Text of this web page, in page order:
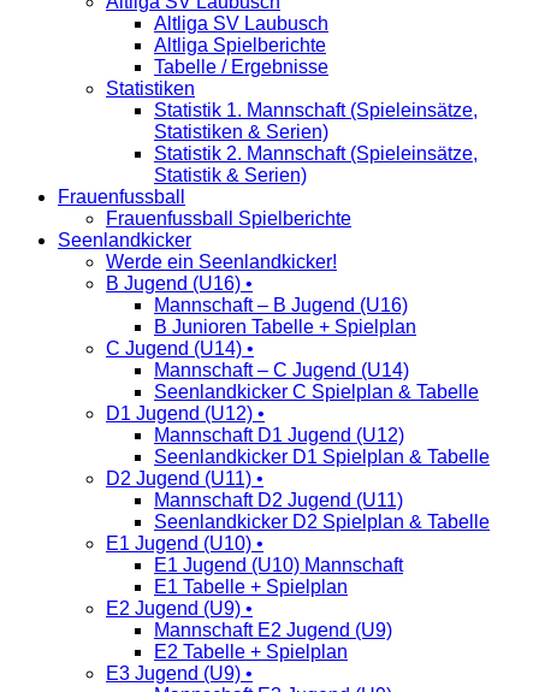
Altliga SV Laubusch
Altliga Spielberichte
Tabelle / Ergebnisse
Statistiken
Statistik 1. Mannschaft (Spieleinsätze,
Statistiken & Serien)
Statistik 2. Mannschaft (Spieleinsätze,
Statistik & Serien)
Frauenfussball
Frauenfussball Spielberichte
Seenlandkicker
Werde ein Seenlandkicker!
B Jugend (U16) •
Mannschaft – B Jugend (U16)
B Junioren Tabelle + Spielplan
C Jugend (U14) •
Mannschaft – C Jugend (U14)
Seenlandkicker C Spielplan & Tabelle
D1 Jugend (U12) •
Mannschaft D1 Jugend (U12)
Seenlandkicker D1 Spielplan & Tabelle
D2 Jugend (U11) •
Mannschaft D2 Jugend (U11)
Seenlandkicker D2 Spielplan & Tabelle
E1 Jugend (U10) •
E1 Jugend (U10) Mannschaft
E1 Tabelle + Spielplan
E2 Jugend (U9) •
Mannschaft E2 Jugend (U9)
E2 Tabelle + Spielplan
E3 Jugend (U9) •